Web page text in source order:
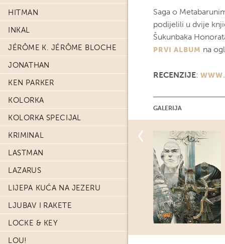
HITMAN
INKAL
JÉRÔME K. JÉRÔME BLOCHE
JONATHAN
KEN PARKER
KOLORKA
KOLORKA SPECIJAL
KRIMINAL
LASTMAN
LAZARUS
LIJEPA KUĆA NA JEZERU
LJUBAV I RAKETE
LOCKE & KEY
LOU!
Saga o
podijelili u dvije
Šukunbaka
PRVI ALBUM na
RECENZIJE:
GALERIJA